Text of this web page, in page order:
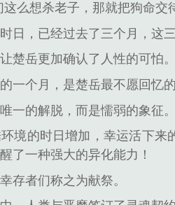
这么想杀老子，那就把狗命交
日，已经过去了三个月，这
楚岳更加确认了人性的可怕。
一个月，是楚岳最不愿回忆的
一的解脱，而是懦弱的象征。
境的时日增加，幸运活下
了一种强大的异化能力！
存者们称之为献祭。